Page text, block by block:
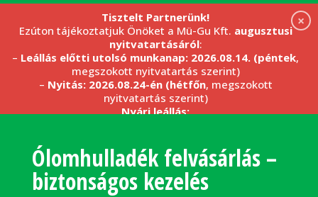
×
Tisztelt Partnerünk!
Ezúton tájékoztatjuk Önöket a Mü-Gu Kft. augusztusi
nyitvatartásáról:
– Leállás előtti utolsó munkanap: 2026.08.14. (péntek,
megszokott nyitvatartás szerint)
– Nyitás: 2026.08.24-én (hétfőn, megszokott
nyitvatartás szerint)
Nyári leállás:
Kérjük, szíveskedjenek beszállításaikat a fenti
nyitvatartási idő szerint megszervezni.
Részletek céges partnereinknek >>>
Ólomhulladék felvásárlás –
biztonságos kezelés